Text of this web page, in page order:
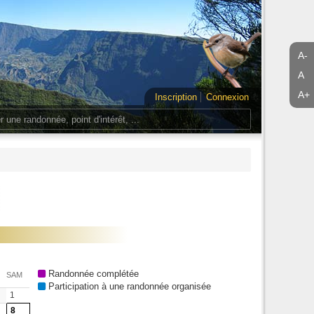
A-
A
A+
Inscription
Connexion
SAM
1
8
Randonnée complétée
Participation à une randonnée organisée